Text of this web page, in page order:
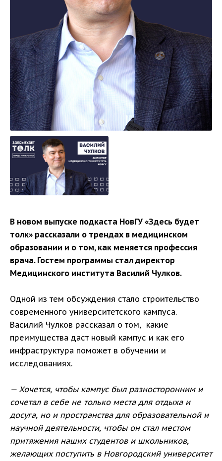
В новом выпуске подкаста НовГУ «Здесь будет
толк» рассказали о трендах в медицинском
образовании и о том, как меняется профессия
врача. Гостем программы стал директор
Медицинского института Василий Чулков.
Одной из тем обсуждения стало строительство
современного университетского кампуса.
Василий Чулков рассказал о том, какие
преимущества даст новый кампус и как его
инфраструктура поможет в обучении и
исследованиях.
— Хочется, чтобы кампус был разносторонним и
сочетал в себе не только места для отдыха и
досуга, но и пространства для образовательной и
научной деятельности, чтобы он стал местом
притяжения наших студентов и школьников,
желающих поступить в Новгородский университет